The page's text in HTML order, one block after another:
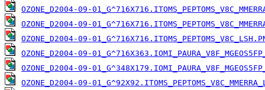
OZONE_D2004-09-
OZONE_D2004-09-
OZONE_D2004-09-
OZONE_D2004-09-
OZONE_D2004-09-
OZONE_D2004-09-